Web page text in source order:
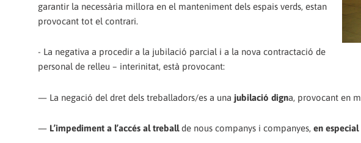
garantir la necessària millora en el manteniment dels espais verds, estan
provocant tot el contrari.
- La negativa a procedir a la jubilació parcial i a la nova contractació de
personal de relleu – interinitat, està provocant:
— La negació del dret dels treballadors/es a una jubilació digna, provocant en
— L’impediment a l’accés al treballde nous companys i companyes, en especial